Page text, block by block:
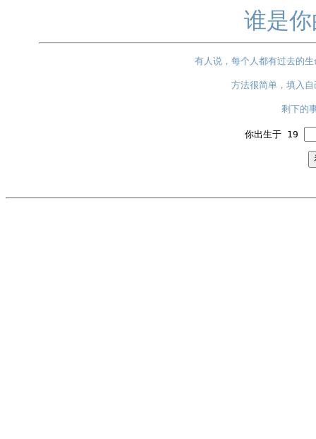
谁是
有人说，每个人都有过去的
方法很简单，填入
剩下的
你出生于 19